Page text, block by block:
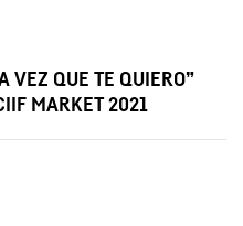
VEZ QUE TE QUIERO”
MARKET 2021